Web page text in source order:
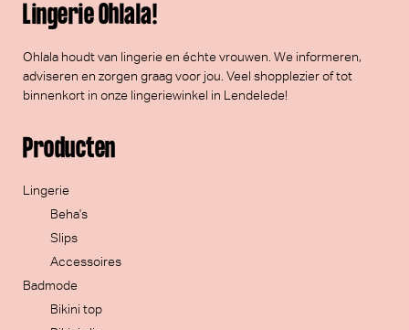
Lingerie Ohlala!
Ohlala houdt van lingerie en échte vrouwen. We informeren,
adviseren en zorgen graag voor jou. Veel shopplezierof tot
binnenkort in onze lingeriewinkel in Lendelede!
Producten
Lingerie
Beha's
Slips
Accessoires
Badmode
Bikini top